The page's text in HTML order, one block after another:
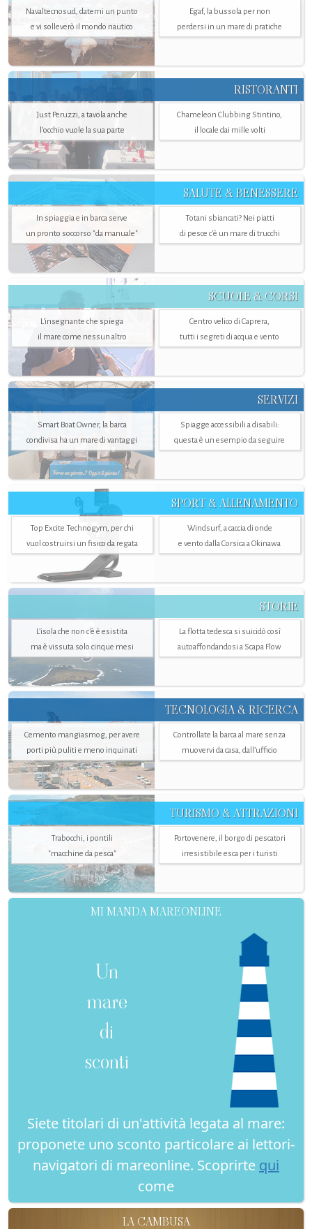
Navaltecnosud, datemi un punto
e vi solleverò il mondo nautico
Egaf, la bussola per non
perdersi in un mare di pratiche
RISTORANTI
Just Peruzzi, a tavola anche
l’occhio vuole la sua parte
Chameleon Clubbing Stintino,
il locale dai mille volti
SALUTE & BENESSERE
In spiaggia e in barca serve
un pronto soccorso "da manuale"
Totani sbiancati? Nei piatti
di pesce c'è un mare di trucchi
SCUOLE & CORSI
L'insegnante che spiega
il mare come nessun altro
Centro velico di Caprera,
tutti i segreti di acqua e vento
SERVIZI
Smart Boat Owner, la barca
condivisa ha un mare di vantaggi
Spiagge accessibili a disabili:
questa è un esempio da seguire
SPORT & ALLENAMENTO
Top Excite Technogym, per chi
vuol costruirsi un fisico da regata
Windsurf, a caccia di onde
e vento dalla Corsica a Okinawa
STORIE
L’isola che non c'è è esistita
ma è vissuta solo cinque mesi
La flotta tedesca si suicidò così
autoaffondandosi a Scapa Flow
TECNOLOGIA & RICERCA
Cemento mangiasmog, per avere
porti più puliti e meno inquinati
Controllate la barca al mare senza
muovervi da casa, dall’ufficio
TURISMO & ATTRAZIONI
Trabocchi, i pontili
"macchine da pesca"
Portovenere, il borgo di pescatori
irresistibile esca per i turisti
MI MANDA MAREONLINE
Un
mare
di
sconti
Siete titolari di un'attività legata al mare:
proponete uno sconto particolare ai lettori-
navigatori di mareonline. Scoprirte qui
come
LA CAMBUSA